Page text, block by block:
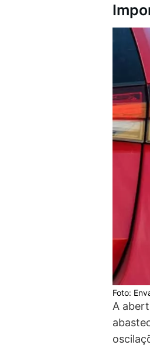
Foto:
A